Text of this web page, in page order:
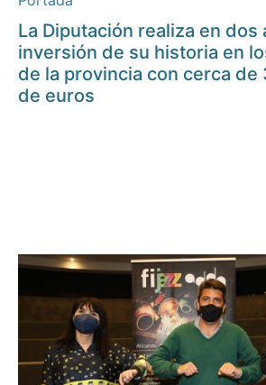
La Diputación realiza en dos
inversión de su historia en
de la provincia con cerca de
de euros